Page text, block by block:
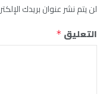
لن يتم نشر عنوان بريدك
التعليق *